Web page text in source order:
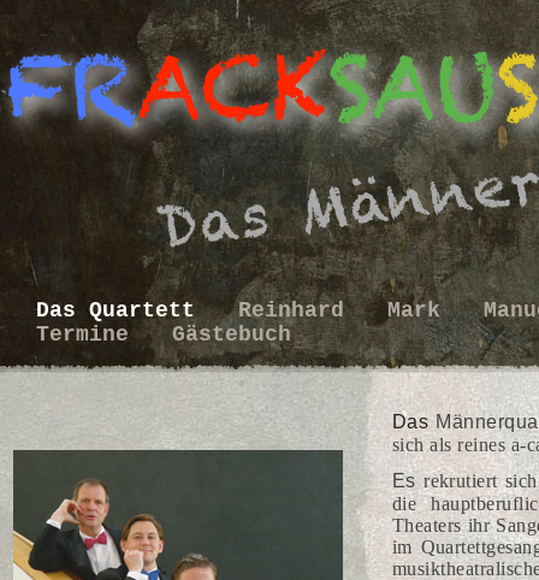
Das Quartett Reinhard Mark
Termine
Gästebuch
Das
sich als reines a-
Es rekrutiert
die
Theaters ihr
im